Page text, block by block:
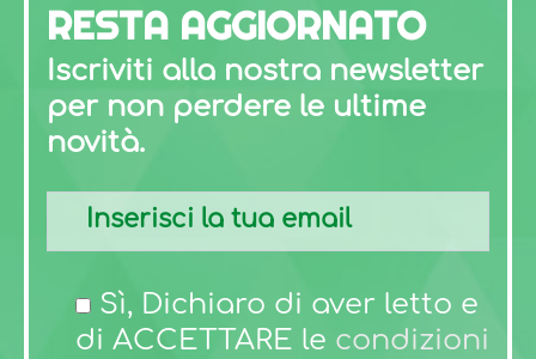
RESTA AGGIORNATO
Iscriviti alla nostra newsletter
per non perdere le ultime
novità.
Sì, Dichiaro di aver letto e
di ACCETTARE le condizioni